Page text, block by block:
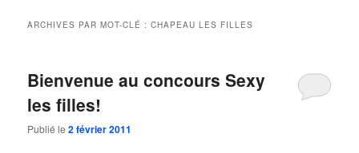
ARCHIVES PAR MOT-CLÉ :CHAPEAU LES FILLES
Bienvenue au concours Sexy
les filles!
Publié le2 février 2011